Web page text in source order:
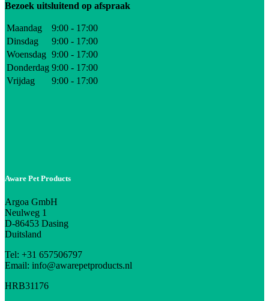
Bezoek uitsluitend op afspraak
Maandag
9:00 - 17:00
Dinsdag
9:00 - 17:00
Woensdag 9:00 - 17:00
Donderdag 9:00 - 17:00
Vrijdag
9:00 - 17:00
Aware Pet Products
Argoa GmbH
Neulweg 1
D-86453 Dasing
Duitsland
Tel: +31 657506797
Email: info@awarepetproducts.nl
HRB31176